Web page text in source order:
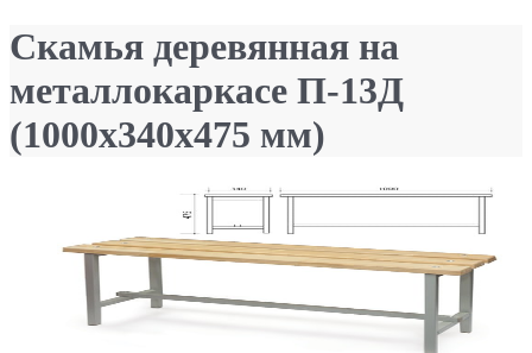
Скамья деревянная на
металлокаркасе П-13Д
(1000х340х475 мм)